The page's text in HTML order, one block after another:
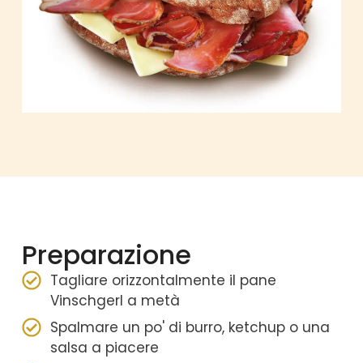
Preparazione
Tagliare orizzontalmente il pane
Vinschgerl a metà
Spalmare un po' di burro, ketchup o una
salsa a piacere